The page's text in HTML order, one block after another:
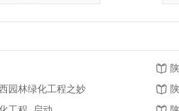
批发
园林绿化工程之妙